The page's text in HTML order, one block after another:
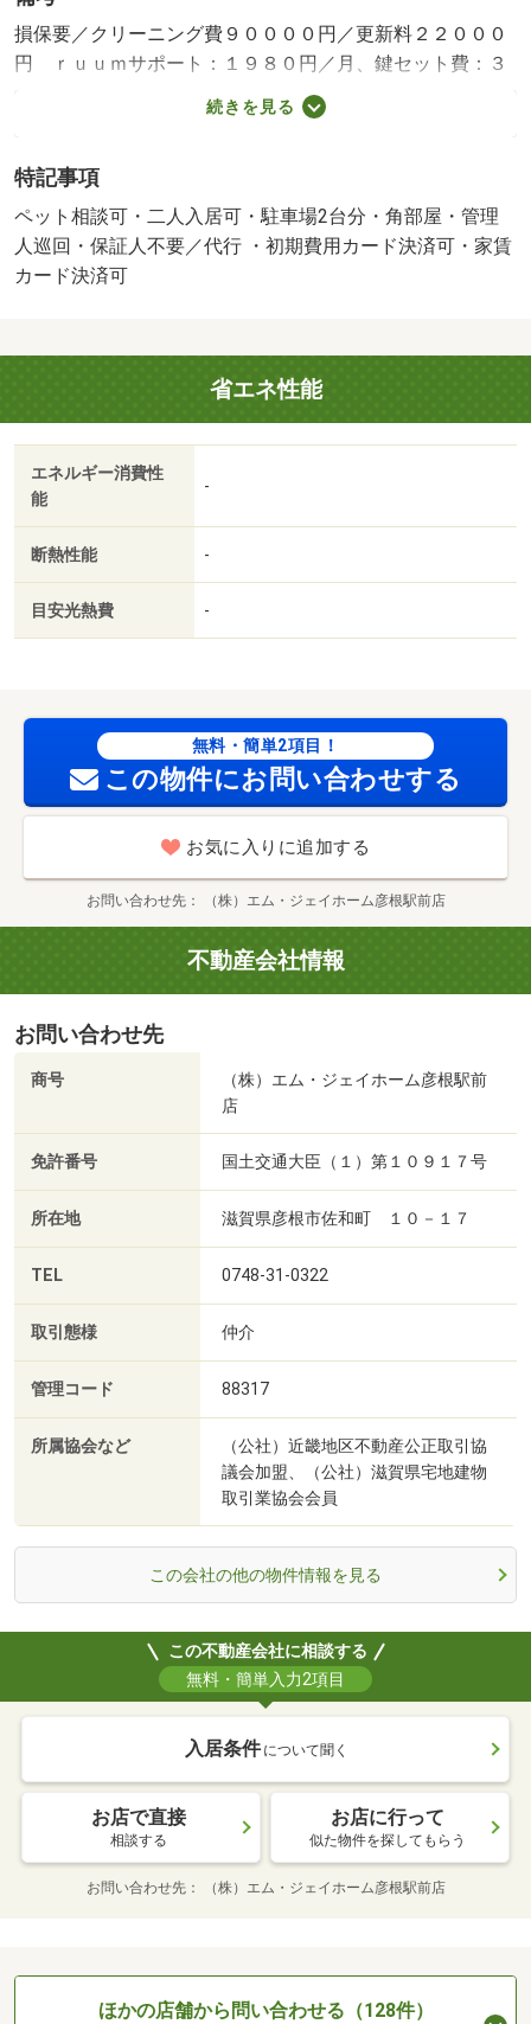
損保要／クリーニング費９００００円／更新料２２０００
円 ｒｕｕｍサポート：１９８０円／月、鍵セット費：３
３００円／初回 契約満了日翌日以降の家賃は月額８．３
万円／保証会社利用必：ハウスリーブ利用必須 初回保証
／ペット相談／駐２台可／バストイレ別／バルコニー／エ
アコン／ガスコンロ対応／シャワー付洗面台／ＴＶインタ
ーホン／浴室乾燥機／室内洗濯置／シューズボックス／シ
ステムキッチン／追焚機能浴室／角住戸／温水洗浄便座／
ォークインクロゼット／保証人不要／駐車２台可／二人入
居相談／２４時間緊急通報システム／２沿線利用可／ネッ
ト使用料不要／床下収納／雨戸／複層ガラス／２駅利用可
／３駅以上利用可／敷地内ごみ置き場／セキュリティ会社
加入済／都市ガス／シャッター／ＢＳ／ＩＴ重説 対応物
件／ＬＧＢＴフレンドリー／初期費用カード決済可／家賃
まで８７４ｍ／彦根市立中央中学校（中学校）まで５１４
ｍ／滋賀県立彦根東高等学校（高校・高専）まで２６６３
ｍ／滋賀県立大学（大学・短大）まで２４８５ｍ／ファミ
続きを見る
特記事項
ペット相談可・二人入居可・駐車場2台分・角部屋・管理
人巡回・保証人不要／代行 ・初期費用カード決済可・家賃
カード決済可
省エネ性能
エネルギー消費性
能
-
断熱性能 -
目安光熱費 -
無料・簡単2項目！
この物件にお問い合わせする
お気に入りに追加する
お問い合わせ先 （株）エム・ジェイホーム彦根駅前店
不動産会社情報
お問い合わせ先
商号
（株）エム・ジェイホーム彦根駅前
店
免許番号 国土交通大臣（１）第１０９１７号
所在地 滋賀県彦根市佐和町 １０－１７
TEL 0748-31-0322
取引態様 仲介
管理コード 88317
所属協会など
（公社）近畿地区不動産公正取引協
議会加盟、（公社）滋賀県宅地建物
取引業協会会員
この会社の他の物件情報を見る
この不動産会社に相談する
無料・簡単入力2項目
入居条件 について聞く
お店で直接
相談する
お店に行って
似た物件を探してもらう
お問い合わせ先 （株）エム・ジェイホーム彦根駅前店
ほかの店舗から問い合わせる（128件）